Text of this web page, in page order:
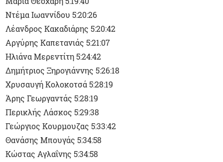
Ντέμα Ιωαννίδου 5:20:26
Λέανδρος Κακαδιάρης 5:20:42
Αργύρης Καπετανιάς 5:21:07
Ηλιάνα Μερεντίτη 5:24:42
Δημήτριος Ξηρογιάννης 5:26:18
Χρυσαυγή Κολοκοτσά 5:28:19
Άρης Γεωργαντάς 5:28:19
Περικλής Λάσκος 5:29:38
Γεώργιος Κουρμουζας 5:33:42
Θανάσης Μπουγάς 5:34:58
Κώστας Αγλαΐνης 5:34:58